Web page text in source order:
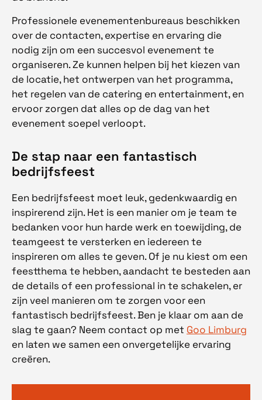
Professionele evenementenbureaus beschikken
over de contacten, expertise en ervaring die
nodig zijn om een succesvol evenement te
organiseren. Ze kunnen helpen bij het kiezen van
de locatie, het ontwerpen van het programma,
het regelen van de catering en entertainment, en
ervoor zorgen dat alles op de dag van het
evenement soepel verloopt.
De stap naar een fantastisch
bedrijfsfeest
Een bedrijfsfeest moet leuk, gedenkwaardig en
inspirerend zijn. Het is een manier om je team te
bedanken voor hun harde werk en toewijding, de
teamgeest te versterken en iedereen te
inspireren om alles te geven. Of je nu kiest om een
feestthema te hebben, aandacht te besteden aan
de details of een professional in te schakelen, er
zijn veel manieren om te zorgen voor een
fantastisch bedrijfsfeest. Ben je klaar om aan de
slag te gaan? Neem contact op met Goo Limburg
en laten we samen een onvergetelijke ervaring
creëren.